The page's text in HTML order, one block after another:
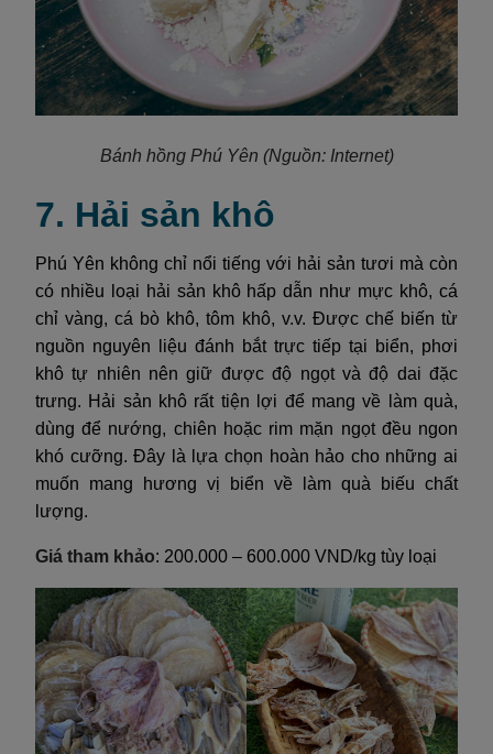
Bánh hồng Phú Yên (Nguồn: Internet)
7. Hải sản khô
Phú Yên không chỉ nổi tiếng với hải sản tươi mà còn
có nhiều loại hải sản khô hấp dẫn như mực khô, cá
chỉ vàng, cá bò khô, tôm khô, v.v. Được chế biến từ
nguồn nguyên liệu đánh bắt trực tiếp tại biển, phơi
khô tự nhiên nên giữ được độ ngọt và độ dai đặc
trưng. Hải sản khô rất tiện lợi để mang về làm quà,
dùng để nướng, chiên hoặc rim mặn ngọt đều ngon
khó cưỡng. Đây là lựa chọn hoàn hảo cho những ai
muốn mang hương vị biển về làm quà biếu chất
lượng.
Giá tham khảo: 200.000 – 600.000 VND/kg tùy loại